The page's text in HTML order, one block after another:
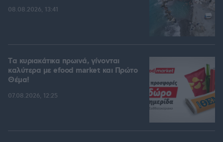
08.08.2026, 13:41
Tα κυριακάτικα πρωινά, γίνονται
καλύτερα με efood market και Πρώτο
Θέμα!
07.08.2026, 12:25